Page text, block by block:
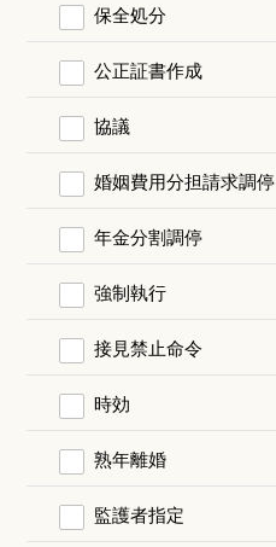
保全処分
公正証書作成
協議
婚姻費用分担請求調停
年金分割調停
強制執行
接見禁止命令
時効
熟年離婚
監護者指定